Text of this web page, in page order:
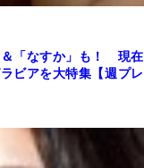
＆「なすか」も！ 現在
ビアを大特集【週プレ